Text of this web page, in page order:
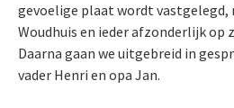
gevoelige plaat wordt
Woudhuis en ieder afzonderlijk op
Daarna gaan we uitgebreid in
vader Henri en opa Jan.